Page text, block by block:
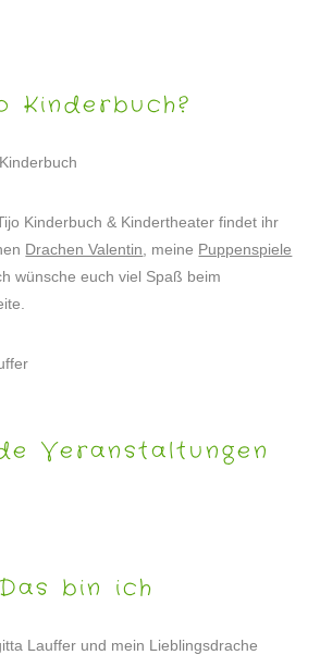
Kinderbuch?
Kinderbuch & Kindertheater findet ihr
Drachen Valentin , meine Puppenspiele
wünsche euch viel Spaß beim
Veranstaltungen
Das bin ich
Lauffer und mein Lieblingsdrache